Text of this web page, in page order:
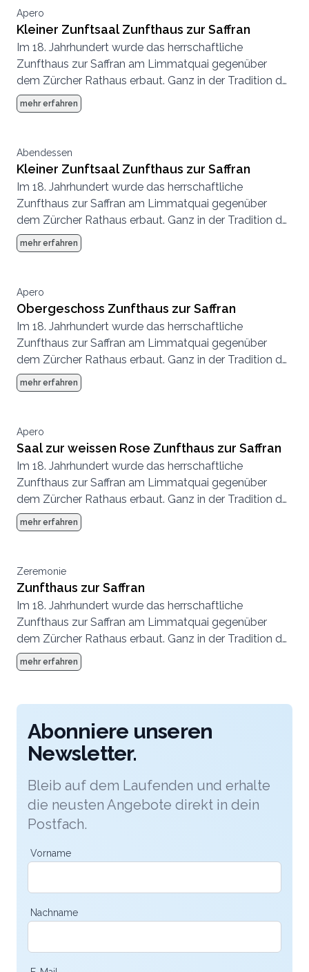
Rahmen für traumhafte Hochzeiten.
Apero
Kleiner Zunftsaal Zunfthaus zur Saffran
Im 18. Jahrhundert wurde das herrschaftliche
Zunfthaus zur Saffran am Limmatquai gegenüber
dem Zürcher Rathaus erbaut. Ganz in der Tradition der
Zünfte wurde bei der Ausstattung des Hauses an
nichts gespart, die Eventlocation mitten in Zürich
Rahmen für traumhafte Hochzeiten.
mehr erfahren
Abendessen
Kleiner Zunftsaal Zunfthaus zur Saffran
Im 18. Jahrhundert wurde das herrschaftliche
Zunfthaus zur Saffran am Limmatquai gegenüber
dem Zürcher Rathaus erbaut. Ganz in der Tradition der
Zünfte wurde bei der Ausstattung des Hauses an
nichts gespart, die Eventlocation mitten in Zürich
Rahmen für traumhafte Hochzeiten.
mehr erfahren
Apero
Obergeschoss Zunfthaus zur Saffran
Im 18. Jahrhundert wurde das herrschaftliche
Zunfthaus zur Saffran am Limmatquai gegenüber
dem Zürcher Rathaus erbaut. Ganz in der Tradition der
Zünfte wurde bei der Ausstattung des Hauses an
nichts gespart, die Eventlocation mitten in Zürich
Rahmen für Hochzeiten.
mehr erfahren
Apero
Saal zur weissen Rose Zunfthaus zur Saffran
Im 18. Jahrhundert wurde das herrschaftliche
Zunfthaus zur Saffran am Limmatquai gegenüber
dem Zürcher Rathaus erbaut. Ganz in der Tradition der
Zünfte wurde bei der Ausstattung des Hauses an
nichts gespart, die Eventlocation mitten in Zürich
Rahmen für Hochzeiten.
mehr erfahren
Zeremonie
Zunfthaus zur Saffran
Im 18. Jahrhundert wurde das herrschaftliche
Zunfthaus zur Saffran am Limmatquai gegenüber
dem Zürcher Rathaus erbaut. Ganz in der Tradition der
Zünfte wurde bei der Ausstattung des Hauses an
nichts gespart, die Eventlocation mitten in Zürich
Rahmen für Hochzeiten.
mehr erfahren
Abonniere unseren
Newsletter.
Bleib auf dem Laufenden und erhalte
die neusten Angebote direkt in dein
Postfach.
Vorname
Nachname